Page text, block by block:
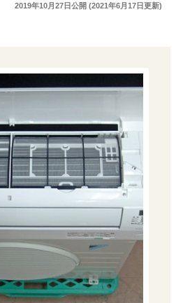
2019年10月27日公開 (2021年6月17日更新)